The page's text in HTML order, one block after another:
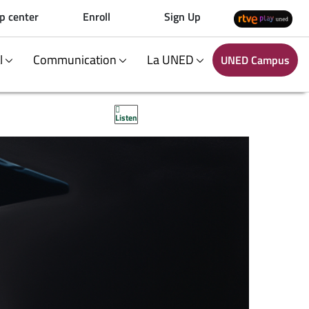
center Enroll Sign Up
Communication La UNED UNED Campus
Listen